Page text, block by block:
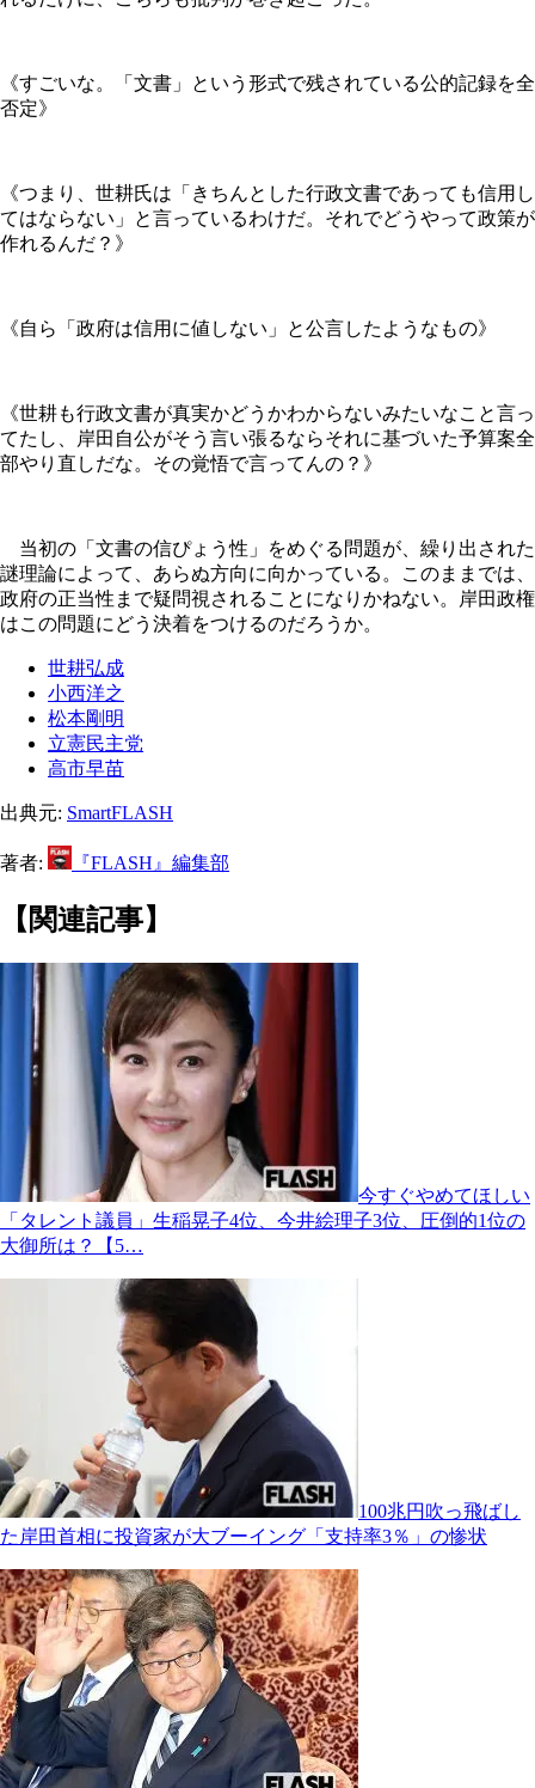
《すごいな。「文書」という形式で残されている公的記録を全
否定》
《つまり、世耕氏は「きちんとした行政文書であっても信用し
てはならない」と言っているわけだ。それでどうやって政策が
作れるんだ？》
《自ら「政府は信用に値しない」と公言したようなもの》
《世耕も行政文書が真実かどうかわからないみたいなこと言っ
てたし、岸田自公がそう言い張るならそれに基づいた予算案全
部やり直しだな。その覚悟で言ってんの？》
当初の「文書の信ぴょう性」をめぐる問題が、繰り出された
謎理論によって、あらぬ方向に向かっている。このままでは、
政府の正当性まで疑問視されることになりかねない。岸田政権
はこの問題にどう決着をつけるのだろうか。
世耕弘成
小西洋之
松本剛明
立憲民主党
高市早苗
出典元: SmartFLASH
著者: 『FLASH』編集部
【関連記事】
今すぐやめてほしい
「タレント議員」生稲晃子4位、今井絵理子3位、圧倒的1位の
大御所は？【5…
100兆円吹っ飛ばし
た岸田首相に投資家が大ブーイング「支持率3％」の惨状